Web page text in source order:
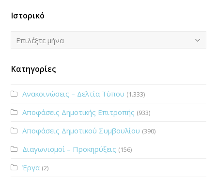
Ιστορικό
Ιστορικό
Επιλέξτε μήνα
Κατηγορίες
Ανακοινώσεις – Δελτία Τύπου (1.333)
Αποφάσεις Δημοτικής Επιτροπής (933)
Αποφάσεις Δημοτικού Συμβουλίου (390)
Διαγωνισμοί – Προκηρύξεις (156)
Έργα (2)